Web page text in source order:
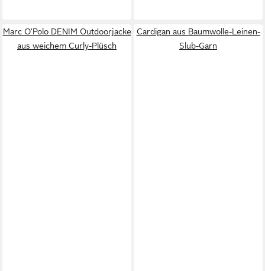
Marc O'Polo DENIM Outdoorjacke
aus weichem Curly-Plüsch
Cardigan aus Baumwolle-Leinen-
Slub-Garn